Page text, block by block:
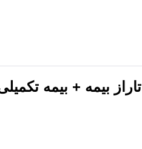
تاراز بیمه + بیمه